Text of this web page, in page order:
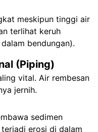
meskipun tinggi air
terlihat keruh
bendungan).
(Piping)
vital. Air rembesan
jernih.
sedimen
erosi di dalam